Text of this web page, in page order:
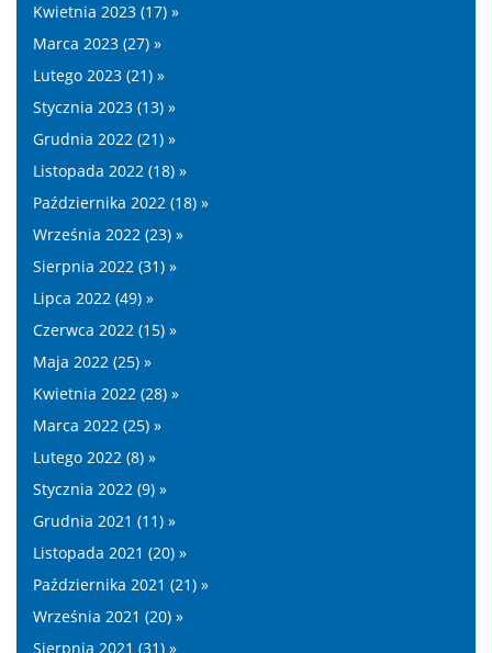
Kwietnia 2023 (17) »
Marca 2023 (27) »
Lutego 2023 (21) »
Stycznia 2023 (13) »
Grudnia 2022 (21) »
Listopada 2022 (18) »
Października 2022 (18) »
Września 2022 (23) »
Sierpnia 2022 (31) »
Lipca 2022 (49) »
Czerwca 2022 (15) »
Maja 2022 (25) »
Kwietnia 2022 (28) »
Marca 2022 (25) »
Lutego 2022 (8) »
Stycznia 2022 (9) »
Grudnia 2021 (11) »
Listopada 2021 (20) »
Października 2021 (21) »
Września 2021 (20) »
Sierpnia 2021 (31) »